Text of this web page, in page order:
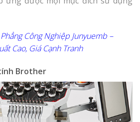
Công Nghiệp Junyuemb –
Cao, Giá Cạnh Tranh
Brother